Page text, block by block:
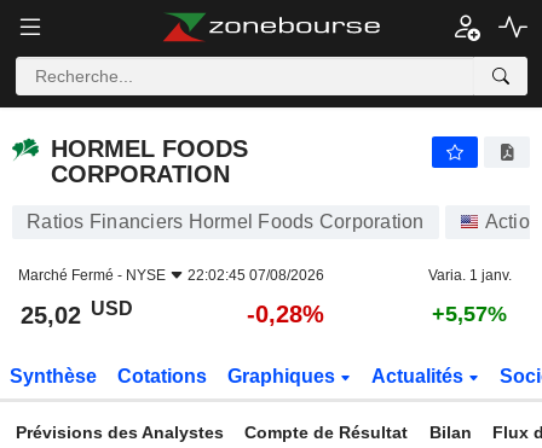
HORMEL FOODS
CORPORATION
Ratios Financiers Hormel Foods Corporation
Marché Fermé - NYSE 22:02:45 07/08/2026 Varia. 1 janv.
25,02 USD -0,28% +5,57%
Synthèse Cotations Graphiques Actualités
Prévisions des Analystes Compte de Résultat Bilan Flux